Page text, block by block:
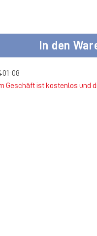
In den
08
Geschäft ist kostenlos und